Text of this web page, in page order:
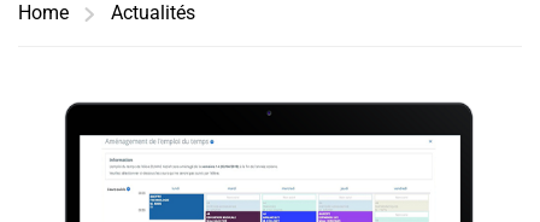
Home Actualités